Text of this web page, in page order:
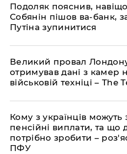
Подоляк пояснив,
Собянін пішов ва-банк,
Путіна зупинитися
Великий провал
отримував дані з камер
військовій техніці – The
Кому з українців можуть
пенсійні виплати, та що
потрібно зробити –
ПФУ